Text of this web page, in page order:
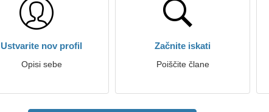
Ustvarite nov profil
Opisi sebe
Začnite iskati
Poiščite člane